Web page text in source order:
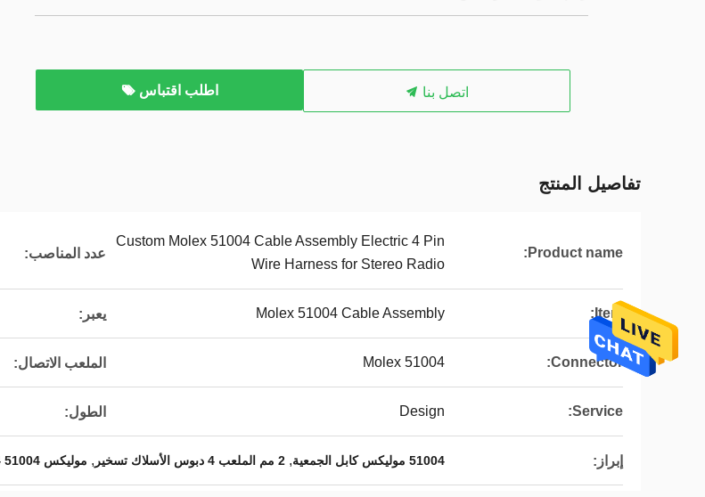
اتصل بنا اطلب اقتباس
تفاصيل المنتج
Product name:
Custom Molex 51004 Cable Assembly Electric 4 Pin
Wire Harness for Stereo Radio
عدد المناصب:
Item:
Molex 51004 Cable Assembly يعبر:
Connector:
Molex 51004 الملعب الاتصال:
Service:
Design الطول:
إبراز: 51004 موليكس كابل الجمعية , 2 مم الملعب 4 دبوس الأسلاك تسخير , موليكس 51004 4 دبوس الأسلاك تسخير